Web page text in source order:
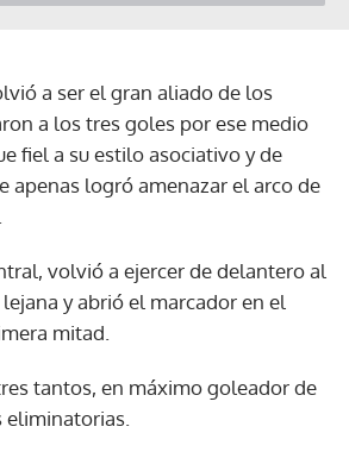
a ser el gran aliado de los
a los tres goles por ese medio
fiel a su estilo asociativo y de
apenas logró amenazar el arco de
volvió a ejercer de delantero al
y abrió el marcador en el
mitad.
tantos, en máximo goleador de
eliminatorias.